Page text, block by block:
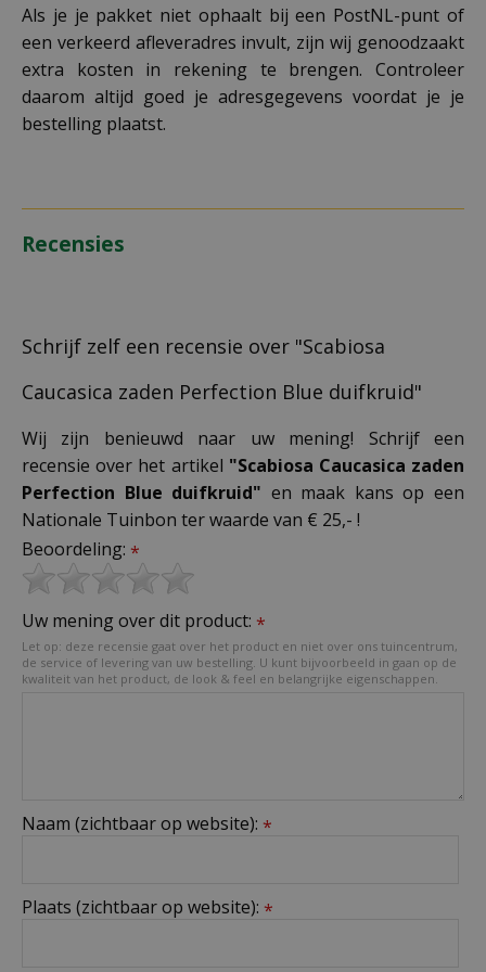
Als je je pakket niet ophaalt bij een PostNL-punt of
een verkeerd afleveradres invult, zijn wij genoodzaakt
extra kosten in rekening te brengen. Controleer
daarom altijd goed je adresgegevens voordat je je
bestelling plaatst.
Recensies
Schrijf zelf een recensie over "Scabiosa
Caucasica zaden Perfection Blue duifkruid"
Wij zijn benieuwd naar uw mening! Schrijf een
recensie over het artikel "Scabiosa Caucasica zaden
Perfection Blue duifkruid" en maak kans op een
Nationale Tuinbon ter waarde van € 25,- !
Beoordeling: *
Uw mening over dit product: *
Let op: deze recensie gaat over het product en niet over ons tuincentrum,
de service of levering van uw bestelling. U kunt bijvoorbeeld in gaan op de
kwaliteit van het product, de look & feel en belangrijke eigenschappen.
Naam (zichtbaar op website): *
Plaats (zichtbaar op website): *